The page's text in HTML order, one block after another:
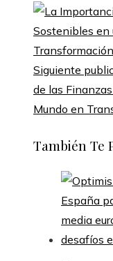
Siguiente
de las
Mundo en
También Te